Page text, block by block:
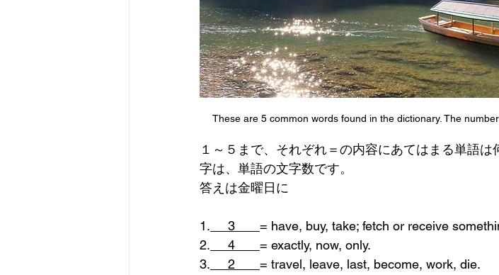
These are 5 common words found in the dictionary. The
１～５まで、それぞれ＝の内容にあてはまる単語
字は、単語の文字数です。
答えは金曜日に
1. 3 = have, buy, take; fetch or receive
2. 4 = exactly, now, only.
3. 2 = travel, leave, last, become, work, die.